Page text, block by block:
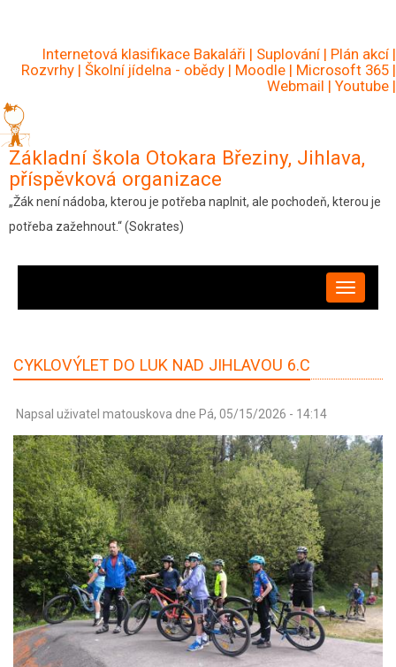
hlavnímuInternetová klasifikace Bakaláři | Suplování | Plán akcí |
Rozvrhy | Školní jídelna - obědy | Moodle | Microsoft 365 |
Webmail | Youtube |
Základní škola Otokara Březiny, Jihlava,
příspěvková organizace
„Žák není nádoba, kterou je potřeba naplnit, ale pochodeň, kterou je
potřeba zažehnout.“ (Sokrates)
CYKLOVÝLET DO LUK NAD JIHLAVOU 6.C
Napsal uživatel matouskova dne Pá, 05/15/2026 - 14:14